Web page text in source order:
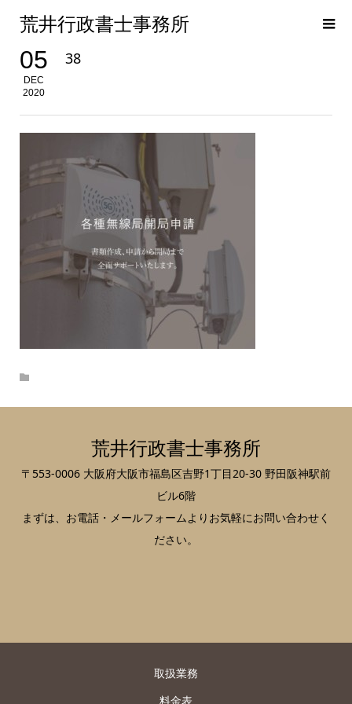
荒井行政書士事務所
05
DEC
2020
38
荒井行政書士事務所
〒553-0006 大阪府大阪市福島区吉野1丁目20-30 野田阪神駅前
ビル6階
まずは、お電話・メールフォームよりお気軽にお問い合わせく
ださい。
取扱業務
料金表